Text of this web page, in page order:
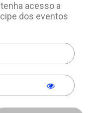
acesso a
dos eventos